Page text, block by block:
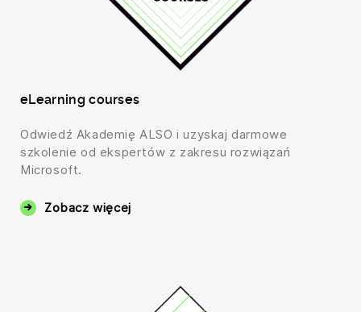
eLearning courses
Odwiedź Akademię ALSO i uzyskaj darmowe
szkolenie od ekspertów z zakresu rozwiązań
Microsoft.
Zobacz więcej